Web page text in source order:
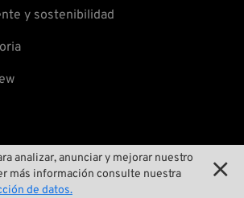
analizar, anunciar y mejorar nuestro
más información consulte nuestra
de datos.

y sostenibilidad
especiales de productos